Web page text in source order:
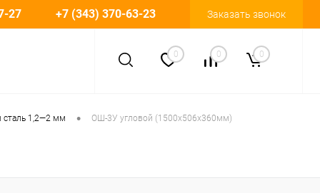
27 +7 (343) 370-63-23 Заказать звонок
0 0 0
1,2—2 мм • ОШ-3У угловой (1500х506х360мм)